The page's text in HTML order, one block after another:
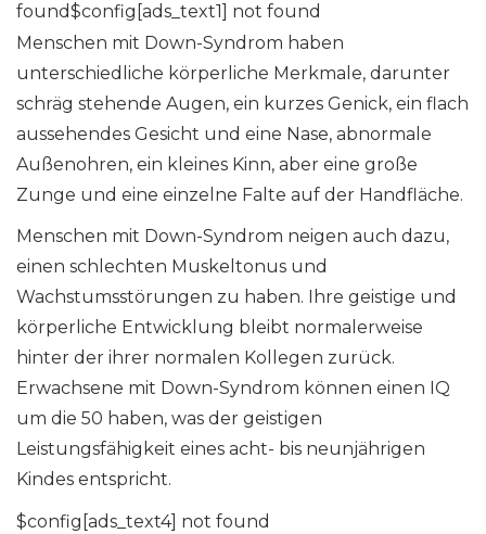
found$config[ads_text1] not found
Menschen mit Down-Syndrom haben
unterschiedliche körperliche Merkmale, darunter
schräg stehende Augen, ein kurzes Genick, ein flach
aussehendes Gesicht und eine Nase, abnormale
Außenohren, ein kleines Kinn, aber eine große
Zunge und eine einzelne Falte auf der Handfläche.
Menschen mit Down-Syndrom neigen auch dazu,
einen schlechten Muskeltonus und
Wachstumsstörungen zu haben. Ihre geistige und
körperliche Entwicklung bleibt normalerweise
hinter der ihrer normalen Kollegen zurück.
Erwachsene mit Down-Syndrom können einen IQ
um die 50 haben, was der geistigen
Leistungsfähigkeit eines acht- bis neunjährigen
Kindes entspricht.
$config[ads_text4] not found